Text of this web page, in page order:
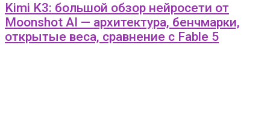
Kimi K3: большой обзор нейросети от
Moonshot AI — архитектура, бенчмарки,
открытые веса, сравнение с Fable 5